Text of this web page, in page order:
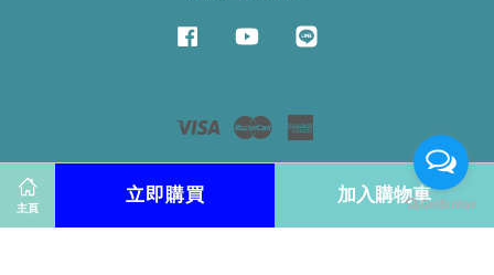
主頁
立即購買 加入購物車
FacebookYouTube
Visa Master
服務條款
退款政策